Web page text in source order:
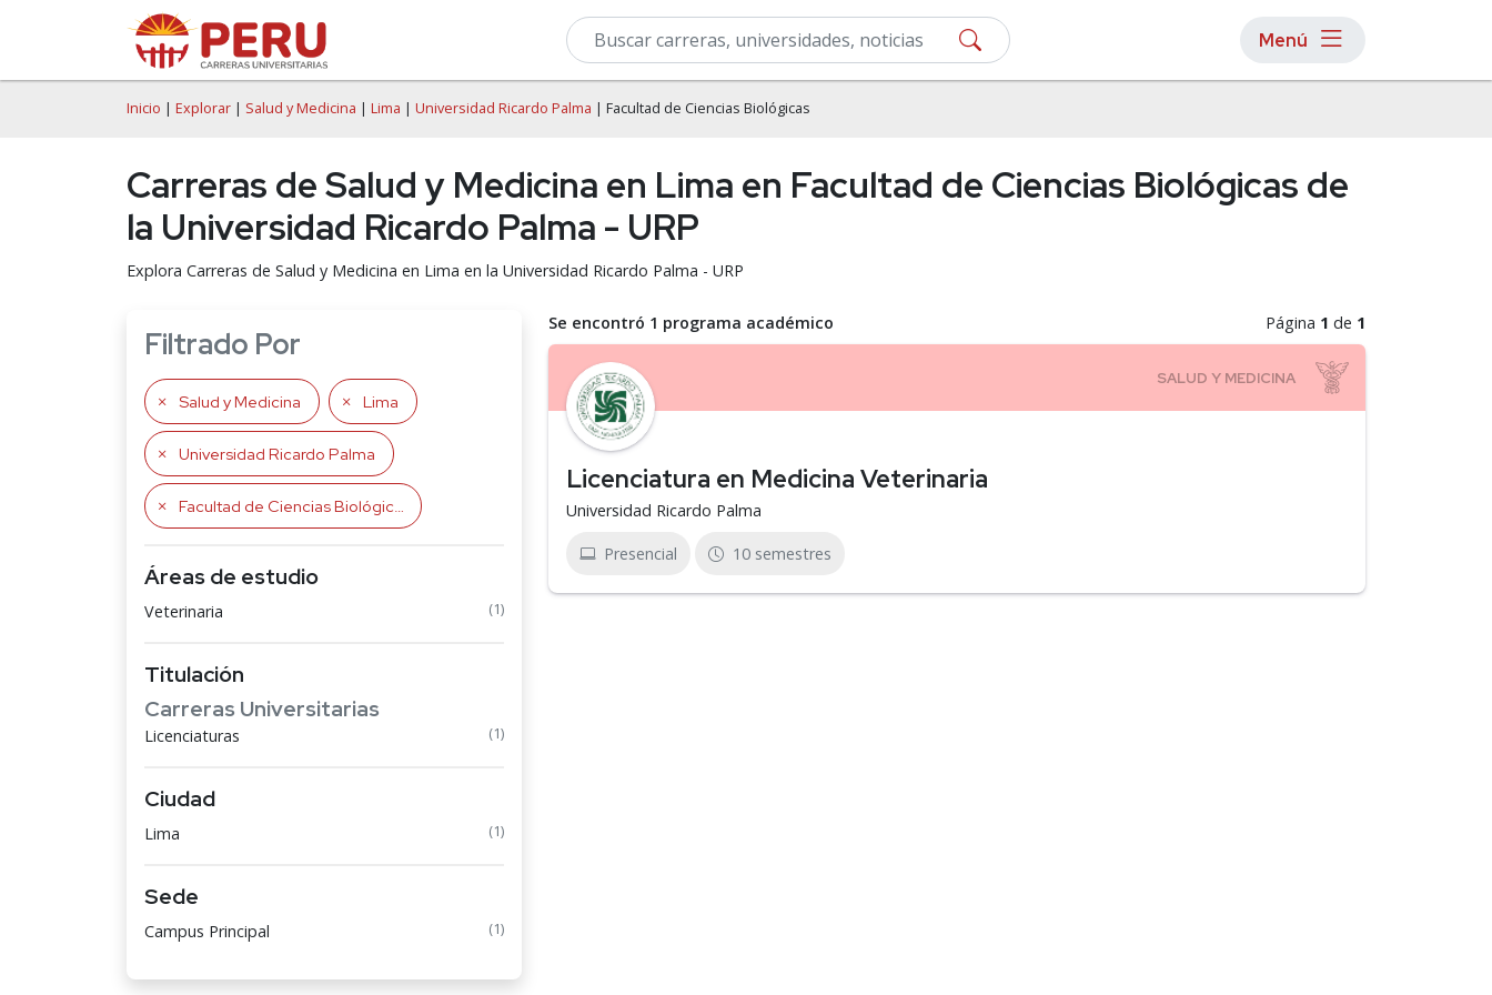
Menú
Inicio | Explorar | Salud y Medicina | Lima | Universidad Ricardo Palma | Facultad de Ciencias Biológicas
Carreras de Salud y Medicina en Lima en Facultad de Ciencias Biológicas de
la Universidad Ricardo Palma - URP
Explora Carreras de Salud y Medicina en Lima en la Universidad Ricardo Palma - URP
Filtrado Por
Salud y Medicina Lima
Universidad Ricardo Palma
Facultad de Ciencias Biológicas
Áreas de estudio
Veterinaria (1)
Titulación
Carreras Universitarias
Licenciaturas (1)
Ciudad
Lima (1)
Sede
Campus Principal (1)
Se encontró 1 programa académico Página 1 de 1
Licenciatura en Medicina Veterinaria
Universidad Ricardo Palma
Presencial 10 semestres